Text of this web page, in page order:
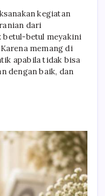
kegiatan
dari
betul-betul meyakini
memang di
apabila tidak bisa
dengan baik, dan